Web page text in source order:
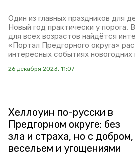
Один из главных праздников для
Новый год практически у порога.
для всех возрастов найдётся
«Портал Предгорного округа»
интересных событиях новогодних
26 декабря 2023, 11:07
Хеллоуин по-русски в
Предгорном округе: без
зла и страха, но с добром,
весельем и угощениями